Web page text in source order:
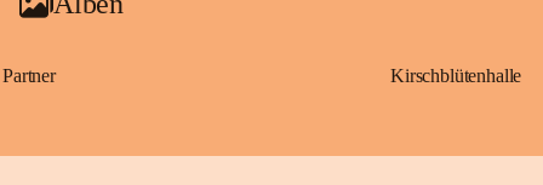
Partner Kirschblütenhalle